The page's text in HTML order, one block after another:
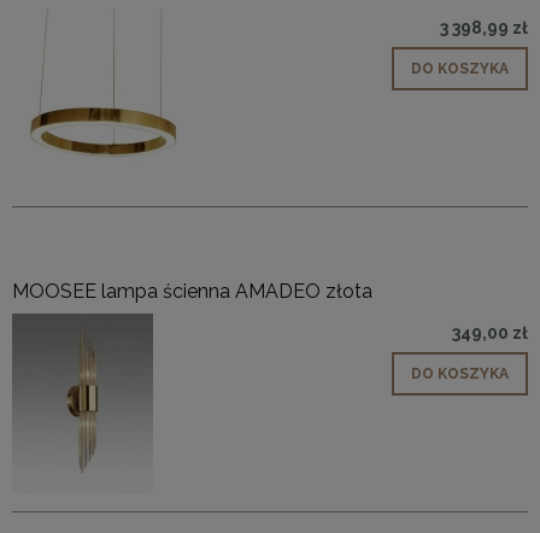
3 398,99 zł
DO KOSZYKA
MOOSEE lampa ścienna AMADEO złota
349,00 zł
DO KOSZYKA